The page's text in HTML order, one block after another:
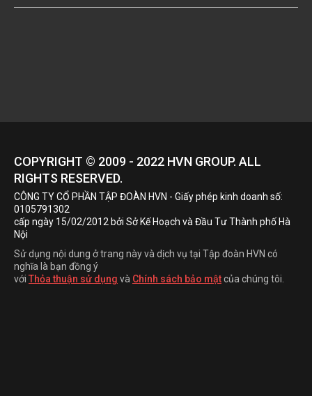
COPYRIGHT © 2009 - 2022 HVN GROUP. ALL
RIGHTS RESERVED.
CÔNG TY CỔ PHẦN TẬP ĐOÀN HVN - Giấy phép kinh doanh số:
0105791302
cấp ngày 15/02/2012 bởi Sở Kế Hoạch và Đầu Tư Thành phố Hà
Nội
Sử dụng nội dung ở trang này và dịch vụ tại Tập đoàn HVN có
nghĩa là bạn đồng ý
với Thỏa thuận sử dụng và Chính sách bảo mậtcủa chúng tôi.